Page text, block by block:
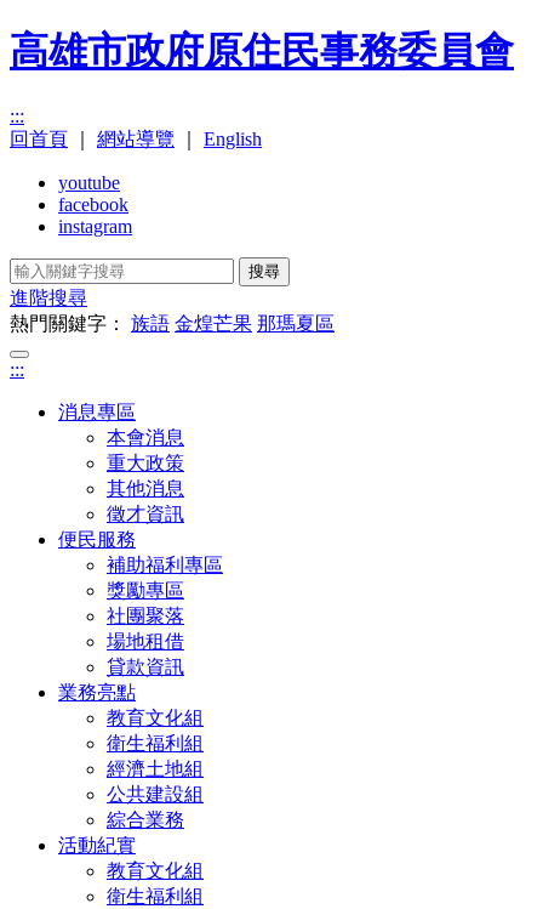
高雄市政府原住民事務委員會
:::
回首頁
網站導覽 English
youtube
facebook
instagram
搜尋
進階搜尋
熱門關鍵字： 族語 金煌芒果 那瑪夏區
:::
消息專區
本會消息
重大政策
其他消息
徵才資訊
便民服務
補助福利專區
獎勵專區
社團聚落
場地租借
貸款資訊
業務亮點
教育文化組
衛生福利組
經濟土地組
公共建設組
綜合業務
活動紀實
教育文化組
衛生福利組